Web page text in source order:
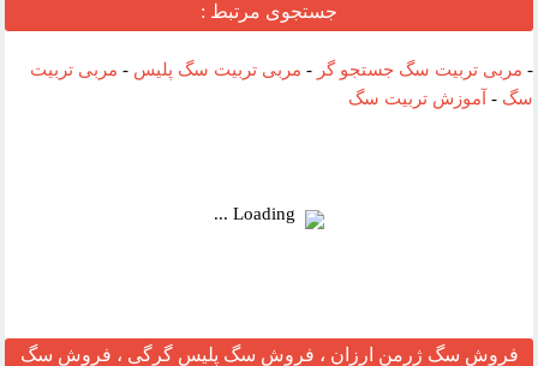
وب :‌
جستجوی مرتبط :
- مربی تربیت سگ جستجو گر - مربی تربیت سگ پلیس - مربی تربیت
سگ - آموزش تربیت سگ
فروش سگ ژرمن ارزان ، فروش سگ پلیس گرگی ، فروش سگ